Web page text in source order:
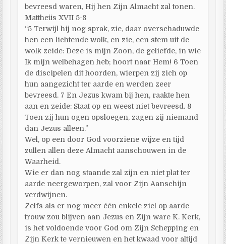
bevreesd waren, Hij hen Zijn Almacht zal tonen.
Mattheüs XVII 5-8
“5 Terwijl hij nog sprak, zie, daar overschaduwde
hen een lichtende wolk, en zie, een stem uit de
wolk zeide: Deze is mijn Zoon, de geliefde, in wie
Ik mijn welbehagen heb; hoort naar Hem! 6 Toen
de discipelen dit hoorden, wierpen zij zich op
hun aangezicht ter aarde en werden zeer
bevreesd. 7 En Jezus kwam bij hen, raakte hen
aan en zeide: Staat op en weest niet bevreesd. 8
Toen zij hun ogen opsloegen, zagen zij niemand
dan Jezus alleen.”
Wel, op een door God voorziene wijze en tijd
zullen allen deze Almacht aanschouwen in de
Waarheid.
Wie er dan nog staande zal zijn en niet plat ter
aarde neergeworpen, zal voor Zijn Aanschijn
verdwijnen.
Zelfs als er nog meer één enkele ziel op aarde
trouw zou blijven aan Jezus en Zijn ware K. Kerk,
is het voldoende voor God om Zijn Schepping en
Zijn Kerk te vernieuwen en het kwaad voor altijd